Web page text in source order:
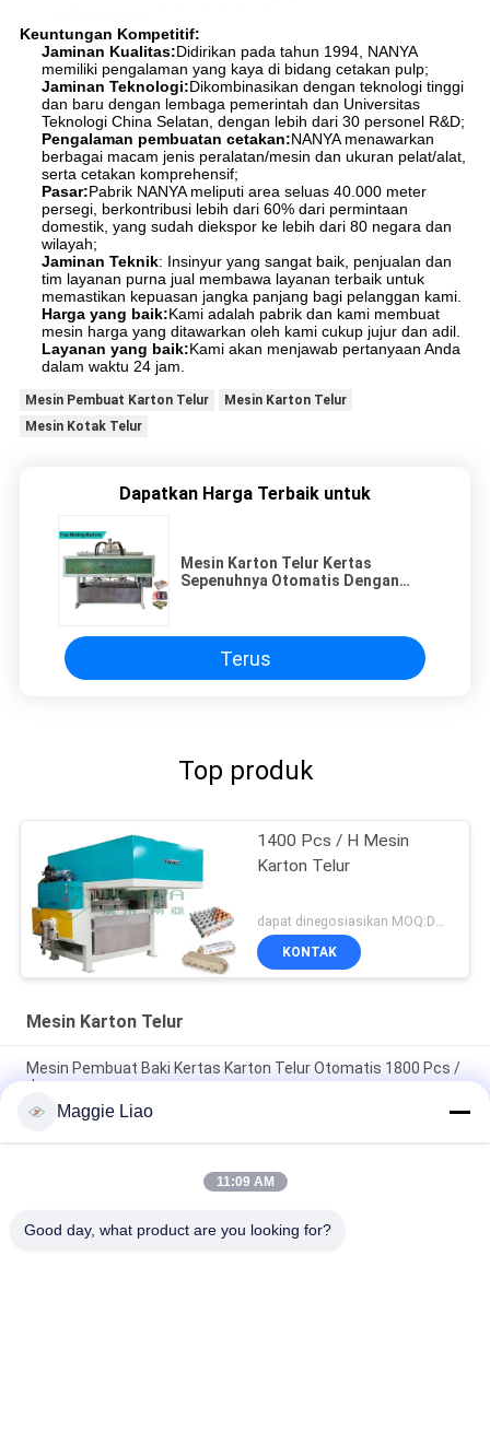
Keuntungan Kompetitif:
Jaminan Kualitas:Didirikan pada tahun 1994, NANYA
memiliki pengalaman yang kaya di bidang cetakan pulp;
Jaminan Teknologi:Dikombinasikan dengan teknologi tinggi
dan baru dengan lembaga pemerintah dan Universitas
Teknologi China Selatan, dengan lebih dari 30 personel R&D;
Pengalaman pembuatan cetakan:NANYA menawarkan
berbagai macam jenis peralatan/mesin dan ukuran pelat/alat,
serta cetakan komprehensif;
Pasar:Pabrik NANYA meliputi area seluas 40.000 meter
persegi, berkontribusi lebih dari 60% dari permintaan
domestik, yang sudah diekspor ke lebih dari 80 negara dan
wilayah;
Jaminan Teknik: Insinyur yang sangat baik, penjualan dan
tim layanan purna jual membawa layanan terbaik untuk
memastikan kepuasan jangka panjang bagi pelanggan kami.
Harga yang baik:Kami adalah pabrik dan kami membuat
mesin harga yang ditawarkan oleh kami cukup jujur dan adil.
Layanan yang baik:Kami akan menjawab pertanyaan Anda
dalam waktu 24 jam.
Mesin Pembuat Karton Telur
Mesin Karton Telur
Mesin Kotak Telur
Dapatkan Harga Terbaik untuk
Mesin Karton Telur Kertas
Sepenuhnya Otomatis Dengan
Terus
Top produk
1400 Pcs / H Mesin
Karton Telur
dapat dinegosiasikan MOQ:Dapat dinegosiasikan
KONTAK
Mesin Karton Telur
Mesin Pembuat Baki Kertas Karton Telur Otomatis 1800 Pcs /
Jam
Mesin CE Persetujuan
Mesin Cetak Reciprocating Baki Telur Baki Telur Peternakan
Maggie Liao
11:09 AM
Good day, what product are you looking for?